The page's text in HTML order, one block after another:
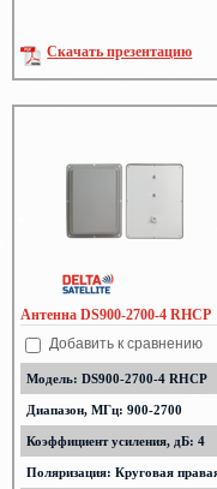
Скачать презентацию
Антенна DS900-2700-4 RHCP
Добавить к сравнению
Модель: DS900-2700-4 RHCP
Диапазон, МГц: 900-2700
Коэффициент усиления, дБ: 4
Поляризация: Круговая